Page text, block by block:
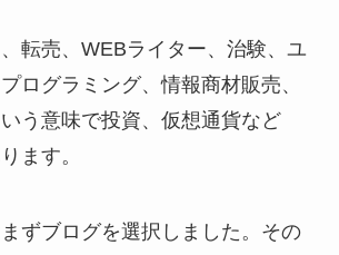
転売、WEBライター、治験、ユ
ログラミング、情報商材販売、
う意味で投資、仮想通貨など
ます。
ずブログを選択しました。その